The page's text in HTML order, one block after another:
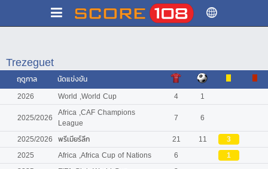
Trezeguet
ฤดูกาล
นัดแข่งขัน
2026
World ,World Cup 4
1
2025/2026 Africa ,CAF Champions
League
7
6
2025/2026 พรีเมียร์ลีก 21 11
3
2025
Africa ,Africa Cup of Nations 6
1